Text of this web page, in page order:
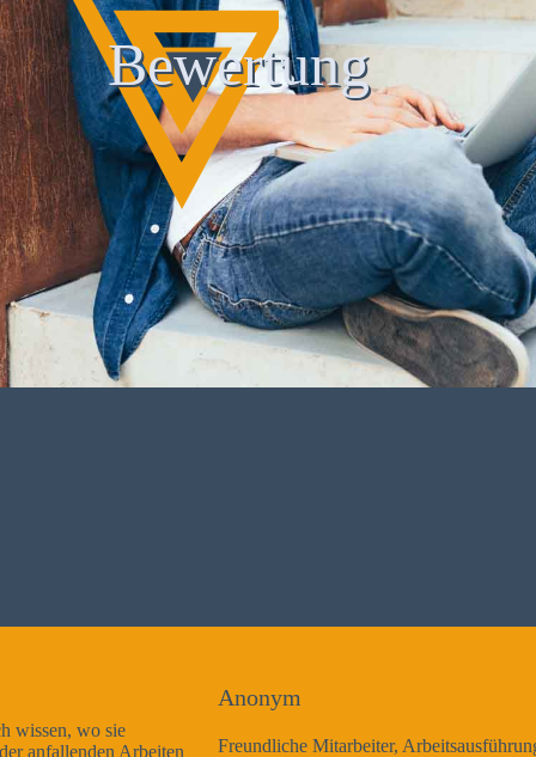
Bewertung
Freundliche Mitarbeiter, Arbeitsausführung sehr gut und sehr